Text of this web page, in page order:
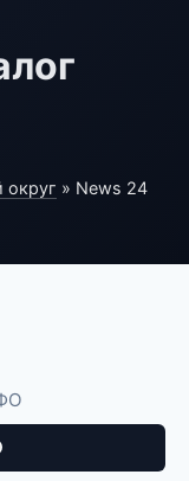
округ » News 24